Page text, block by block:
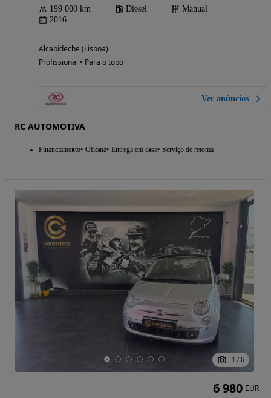
199 000 km Diesel
Manual
2016
Alcabideche (Lisboa)
Profissional • Para o topo
Ver anúncios
RC AUTOMOTIVA
Financiamento Oficina Entrega em casa Serviço de retoma
1 / 6
6 980 EUR